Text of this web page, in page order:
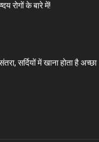
रोगों के बारे में!
सर्दियों में खाना होता है अच्छा